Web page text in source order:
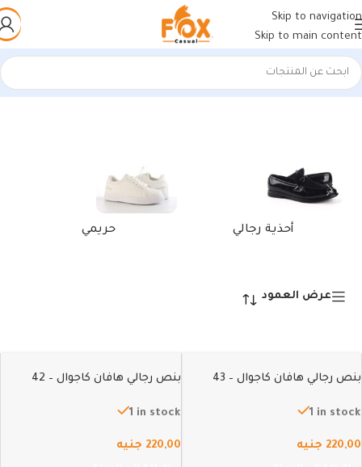
Skip to navigation
Skip to main content
الرئيسية/منتجات تحت الوسم “كوتش بنص” عرض ⁦2⁩ من كل النتائج
أحذية رجالي حريمي
عرض العمود
بنص رجالي هافان كاجوال – 43
1 in stock
220,00 جنيه
بنص رجالي هافان كاجوال – 42
1 in stock
220,00 جنيه